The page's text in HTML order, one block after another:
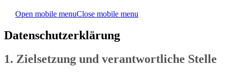
Open mobile menuClose mobile menu
Datenschutzerklärung
1. Zielsetzung und verantwortliche Stelle